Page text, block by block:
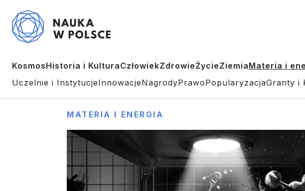
KosmosHistoria i KulturaCzłowiekZdrowieŻycieZiemiaMateria i
Uczelnie i InstytucjeInnowacjeNagrodyPrawoPopularyzacjaGranty i
MATERIA I ENERGIA